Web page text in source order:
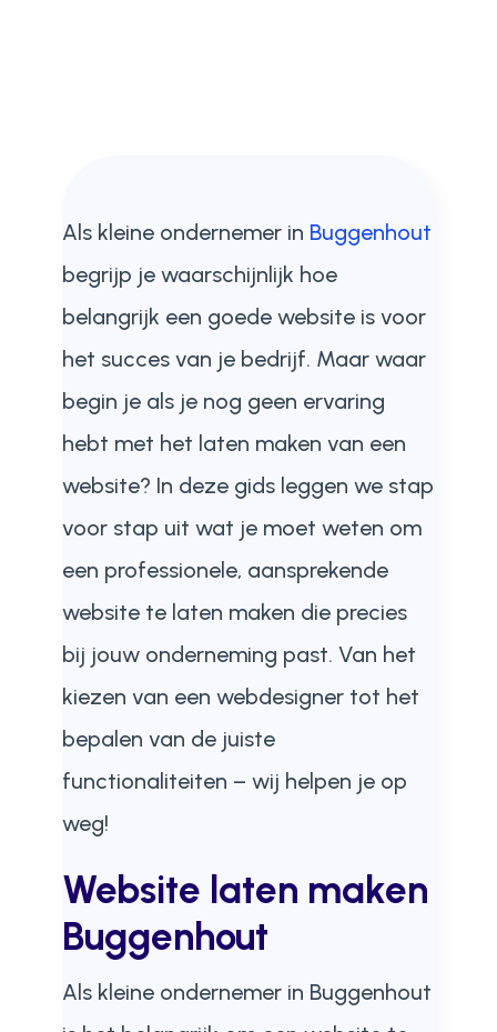
Als kleine ondernemer in Buggenhout
begrijp je waarschijnlijk hoe
belangrijk een goede website is voor
het succes van je bedrijf. Maar waar
begin je als je nog geen ervaring
hebt met het laten maken van een
website? In deze gids leggen we stap
voor stap uit wat je moet weten om
een professionele, aansprekende
website te laten maken die precies
bij jouw onderneming past. Van het
kiezen van een webdesigner tot het
bepalen van de juiste
functionaliteiten – wij helpen je op
weg!
Website laten maken
Buggenhout
Als kleine ondernemer in Buggenhout